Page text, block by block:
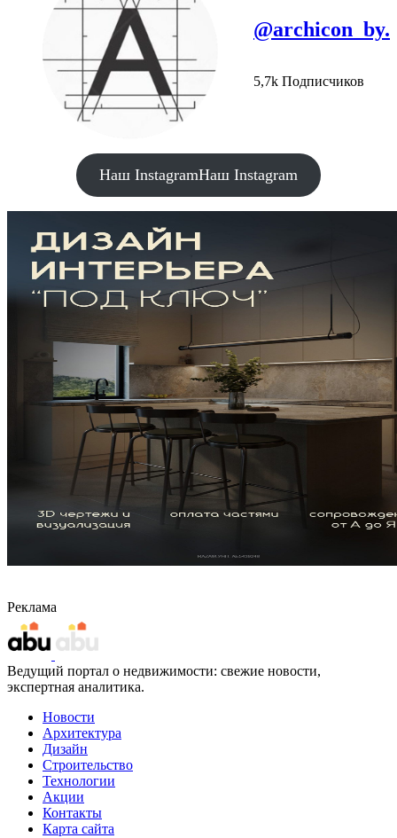
@archicon_by.
5,7k Подписчиков
Наш InstagramНаш Instagram
Реклама
Ведущий портал о недвижимости: свежие новости,
экспертная аналитика.
Новости
Архитектура
Дизайн
Строительство
Технологии
Акции
Контакты
Карта сайта